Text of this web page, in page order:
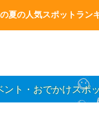
夏の人気スポットラン
ント・おでかけスポ